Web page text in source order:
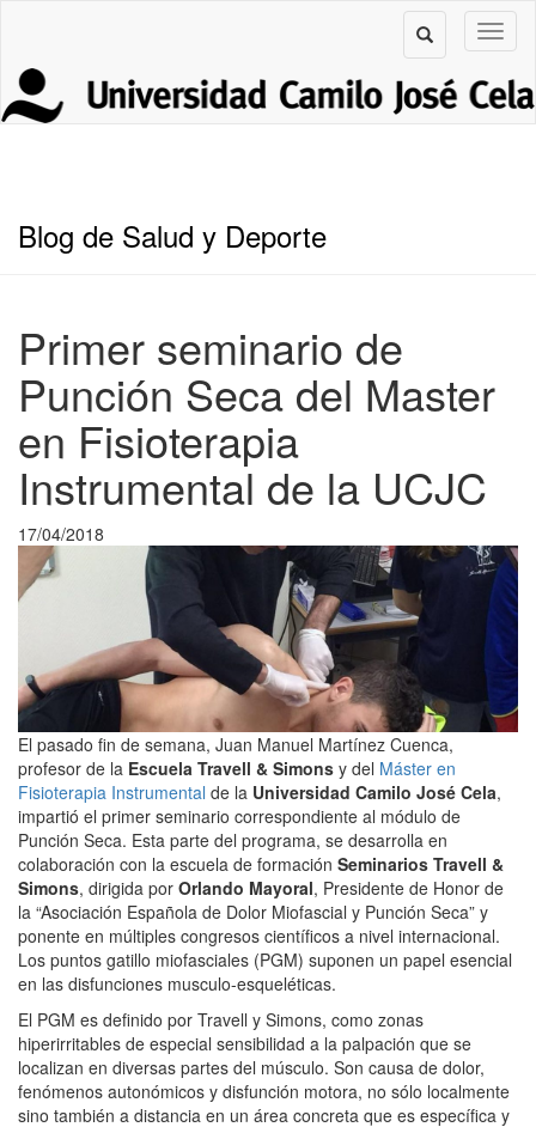
Blog de Salud y Deporte
Primer seminario de
Punción Seca del Master
en Fisioterapia
Instrumental de la UCJC
17/04/2018
El pasado fin de semana, Juan Manuel Martínez Cuenca,
profesor de la Escuela Travell & Simons y del Máster en
Fisioterapia Instrumental de la Universidad Camilo José Cela,
impartió el primer seminario correspondiente al módulo de
Punción Seca. Esta parte del programa, se desarrolla en
colaboración con la escuela de formación Seminarios Travell &
Simons, dirigida por Orlando Mayoral, Presidente de Honor de
la “Asociación Española de Dolor Miofascial y Punción Seca” y
ponente en múltiples congresos científicos a nivel internacional.
Los puntos gatillo miofasciales (PGM) suponen un papel esencial
en las disfunciones musculo-esqueléticas.
El PGM es definido por Travell y Simons, como zonas
hiperirritables de especial sensibilidad a la palpación que se
localizan en diversas partes del músculo. Son causa de dolor,
fenómenos autonómicos y disfunción motora, no sólo localmente
sino también a distancia en un área concreta que es específica y